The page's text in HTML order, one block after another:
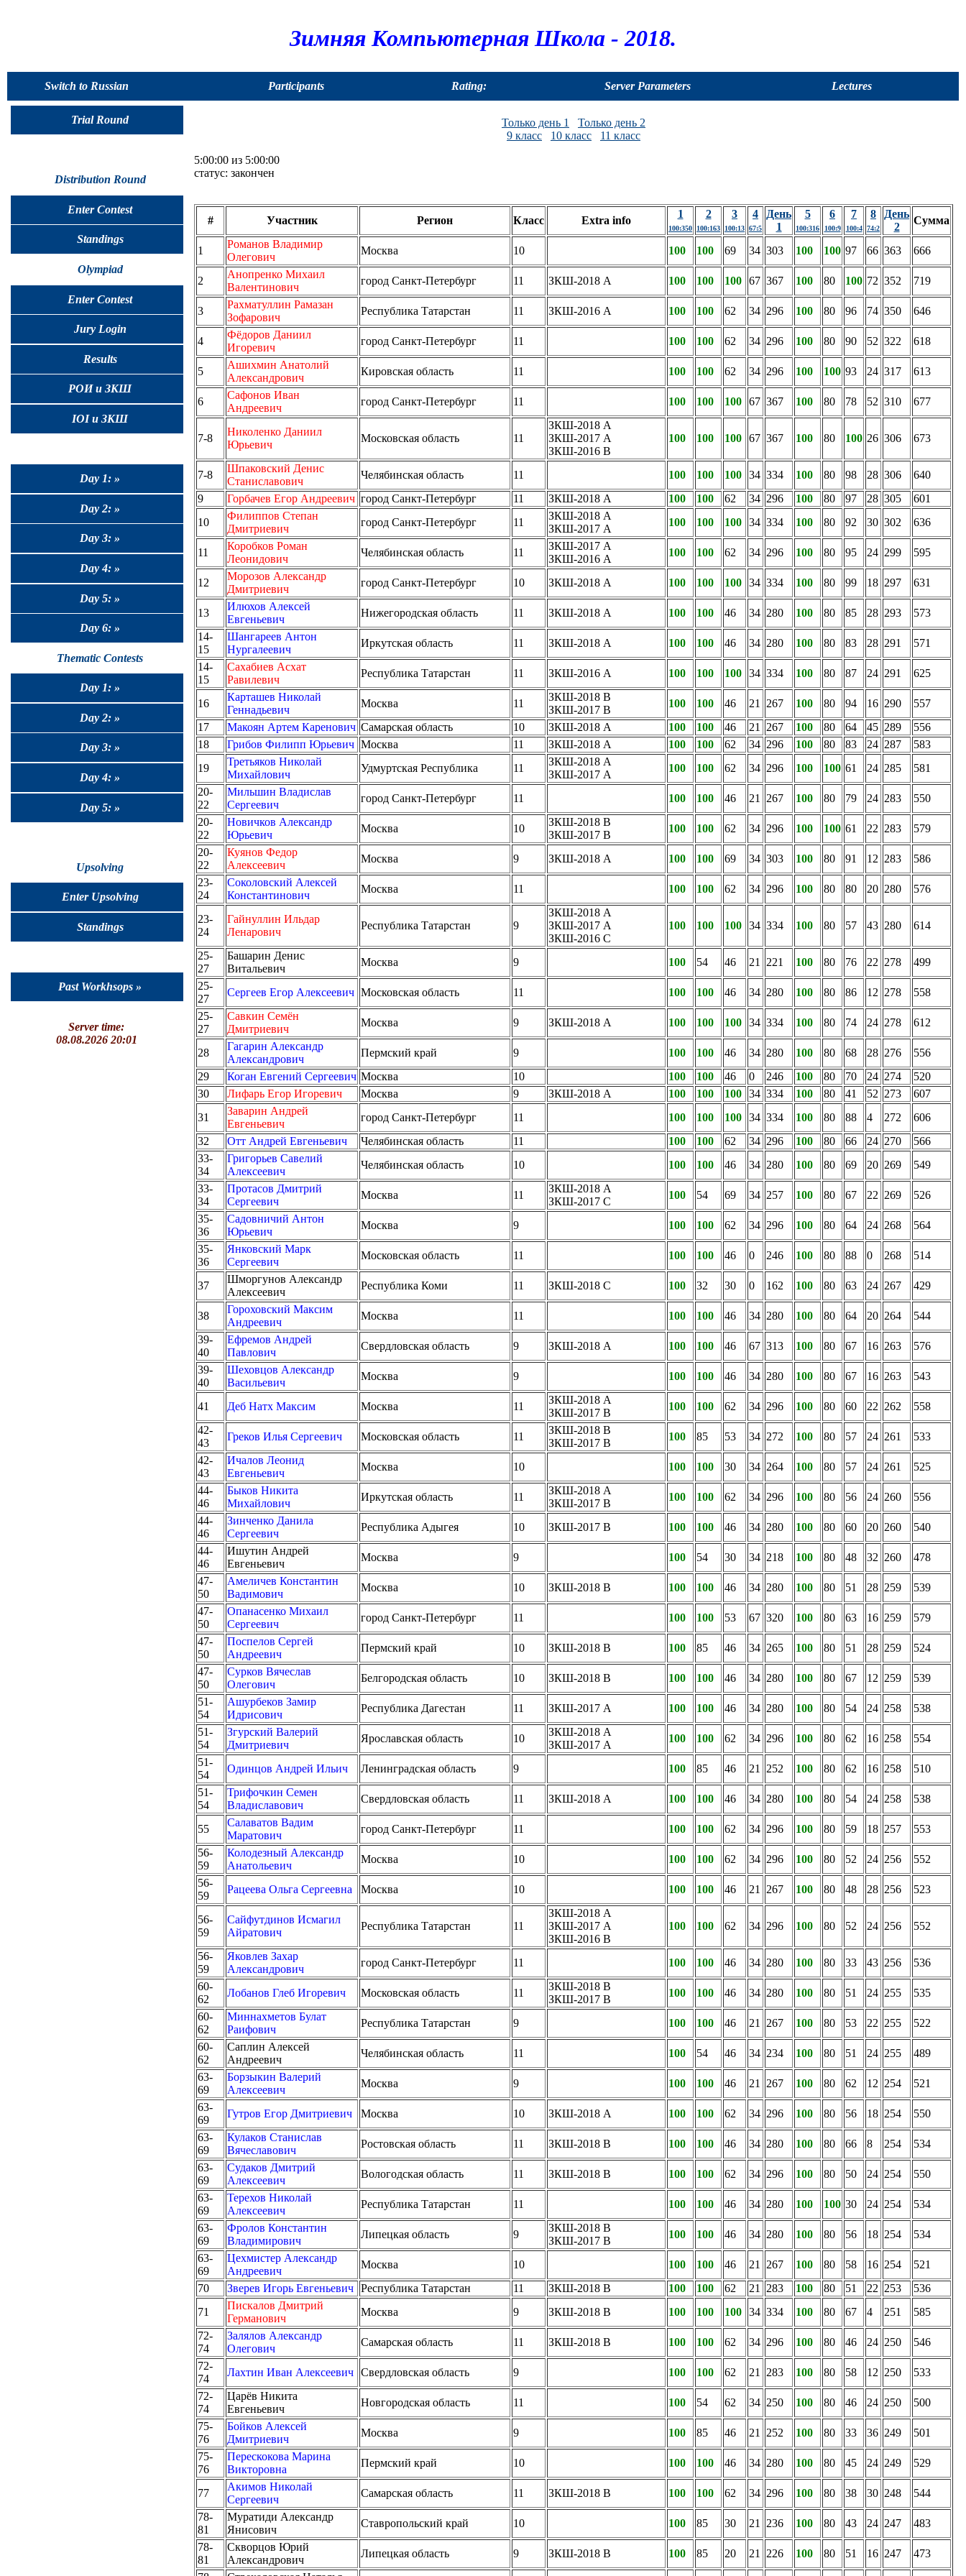
Зимняя Компьютерная Школа - 2018.
Switch to Russian Participants Rating: Server Parameters Lectures
Trial Round
Distribution Round
Enter Contest
Standings
Olympiad
Enter Contest
Jury Login
Results
РОИ и ЗКШ
IOI и ЗКШ
Day 1: »
Day 2: »
Day 3: »
Day 4: »
Day 5: »
Day 6: »
Thematic Contests
Day 1: »
Day 2: »
Day 3: »
Day 4: »
Day 5: »
Upsolving
Enter Upsolving
Standings
Past Workhsops »
Server time:
08.08.2026 20:01
Только день 1
Только день 2
9 класс
10 класс
11 класс
5:00:00 из 5:00:00
статус: закончен
# Участник Регион Класс Extra info
1
100:350
2
100:163
3
100:13
4
67:5
День
1
5
100:316
6
100:9
7
100:4
8
74:2
День
2
Сумма
1
Романов Владимир
Олегович
Москва 10 100 100 69 34 303 100 100 97 66 363 666
2
Анопренко Михаил
Валентинович
город Санкт-Петербург 11 ЗКШ-2018 A 100 100 100 67 367 100 80 100 72 352 719
3
Рахматуллин Рамазан
Зофарович
Республика Татарстан 11 ЗКШ-2016 A 100 100 62 34 296 100 80 96 74 350 646
4
Фёдоров Даниил
Игоревич
город Санкт-Петербург 11 100 100 62 34 296 100 80 90 52 322 618
5
Ашихмин Анатолий
Александрович
Кировская область 11 100 100 62 34 296 100 100 93 24 317 613
6
Сафонов Иван
Андреевич
город Санкт-Петербург 11 100 100 100 67 367 100 80 78 52 310 677
7-8
Николенко Даниил
Юрьевич
Московская область 11
ЗКШ-2018 A
ЗКШ-2017 A
ЗКШ-2016 B
100 100 100 67 367 100 80 100 26 306 673
7-8
Шпаковский Денис
Станиславович
Челябинская область 11 100 100 100 34 334 100 80 98 28 306
640
9
Горбачев Егор Андреевич город Санкт-Петербург 11 ЗКШ-2018 A 100 100 62 34 296 100 80 97 28 305
601
10
Филиппов Степан
Дмитриевич
город Санкт-Петербург 11
ЗКШ-2018 A
ЗКШ-2017 A
100 100 100 34 334 100 80 92 30 302 636
11
Коробков Роман
Леонидович
Челябинская область 11
ЗКШ-2017 A
ЗКШ-2016 A
100 100 62 34 296 100 80 95 24 299 595
12
Морозов Александр
Дмитриевич
город Санкт-Петербург 10 ЗКШ-2018 A 100 100 100 34 334 100 80 99 18 297 631
13
Илюхов Алексей
Евгеньевич
Нижегородская область 11 ЗКШ-2018 A 100 100 46 34 280 100 80 85 28 293
573
14-
15
Шангареев Антон
Нургалеевич
Иркутская область 11 ЗКШ-2018 A 100 100 46 34 280 100 80 83 28 291
571
14-
15
Сахабиев Асхат
Равилевич
Республика Татарстан 11 ЗКШ-2016 A 100 100 100 34 334 100 80 87 24 291 625
16
Карташев Николай
Геннадьевич
Москва 11
ЗКШ-2018 B
ЗКШ-2017 B
100 100 46 21 267 100 80 94 16 290
557
17
Макоян Артем Каренович Самарская область 10 ЗКШ-2018 A 100 100 46 21 267 100 80 64 45 289
556
18
Грибов Филипп Юрьевич Москва 11 ЗКШ-2018 A 100 100 62 34 296 100 80 83 24 287
583
19
Третьяков Николай
Михайлович
Удмуртская Республика 11
ЗКШ-2018 A
ЗКШ-2017 A
100 100 62 34 296 100 100 61 24 285
581
20-
22
Мильшин Владислав
Сергеевич
город Санкт-Петербург 11 100 100 46 21 267 100 80 79 24 283
550
20-
22
Новичков Александр
Юрьевич
Москва 10
ЗКШ-2018 B
ЗКШ-2017 B
100 100 62 34 296 100 100 61 22 283
579
20-
22
Куянов Федор
Алексеевич
Москва 9 ЗКШ-2018 A 100 100 69 34 303 100 80 91 12 283
586
23-
24
Соколовский Алексей
Константинович
Москва 11 100 100 62 34 296 100 80 80 20 280 576
23-
24
Гайнуллин Ильдар
Ленарович
Республика Татарстан 9
ЗКШ-2018 A
ЗКШ-2017 A
ЗКШ-2016 C
100 100 100 34 334 100 80 57 43 280 614
25-
27
Башарин Денис
Витальевич
Москва 9 100 54 46 21 221 100 80 76 22 278
499
25-
27
Сергеев Егор Алексеевич Московская область 11 100 100 46 34 280 100 80 86 12 278
558
25-
27
Савкин Семён
Дмитриевич
Москва 9 ЗКШ-2018 A 100 100 100 34 334 100 80 74 24 278 612
28
Гагарин Александр
Александрович
Пермский край 9 100 100 46 34 280 100 80 68 28 276
556
29
Коган Евгений Сергеевич Москва 10 100 100 46 0 246 100 80 70 24 274
520
30
Лифарь Егор Игоревич Москва 9 ЗКШ-2018 A 100 100 100 34 334 100 80 41 52 273
607
31
Заварин Андрей
Евгеньевич
город Санкт-Петербург 11 100 100 100 34 334 100 80 88 4 272
606
32
Отт Андрей Евгеньевич Челябинская область 11 100 100 62 34 296 100 80 66 24 270
566
33-
34
Григорьев Савелий
Алексеевич
Челябинская область 10 100 100 46 34 280 100 80 69 20 269
549
33-
34
Протасов Дмитрий
Сергеевич
Москва 11
ЗКШ-2018 A
ЗКШ-2017 C
100 54 69 34 257 100 80 67 22 269
526
35-
36
Садовничий Антон
Юрьевич
Москва 9 100 100 62 34 296 100 80 64 24 268
564
35-
36
Янковский Марк
Сергеевич
Московская область 11 100 100 46 0 246 100 80 88 0 268 514
37
Шморгунов Александр
Алексеевич
Республика Коми 11 ЗКШ-2018 C 100 32 30 0 162 100 80 63 24 267 429
38
Гороховский Максим
Андреевич
Москва 11 100 100 46 34 280 100 80 64 20 264
544
39-
40
Ефремов Андрей
Павлович
Свердловская область 9 ЗКШ-2018 A 100 100 46 67 313 100 80 67 16 263
576
39-
40
Шеховцов Александр
Васильевич
Москва 9 100 100 46 34 280 100 80 67 16 263 543
41 Деб Натх Максим Москва 11
ЗКШ-2018 A
ЗКШ-2017 B
100 100 62 34 296 100 80 60 22 262
558
42-
43
Греков Илья Сергеевич Московская область 11
ЗКШ-2018 B
ЗКШ-2017 B
100 85 53 34 272 100 80 57 24 261
533
42-
43
Ичалов Леонид
Евгеньевич
Москва 10 100 100 30 34 264 100 80 57 24 261
525
44-
46
Быков Никита
Михайлович
Иркутская область 11
ЗКШ-2018 A
ЗКШ-2017 B
100 100 62 34 296 100 80 56 24 260
556
44-
46
Зинченко Данила
Сергеевич
Республика Адыгея 10 ЗКШ-2017 B 100 100 46 34 280 100 80 60 20 260
540
44-
46
Ишутин Андрей
Евгеньевич
Москва 9 100 54 30 34 218 100 80 48 32 260
478
47-
50
Амеличев Константин
Вадимович
Москва 10 ЗКШ-2018 B 100 100 46 34 280 100 80 51 28 259
539
47-
50
Опанасенко Михаил
Сергеевич
город Санкт-Петербург 11 100 100 53 67 320 100 80 63 16 259
579
47-
50
Поспелов Сергей
Андреевич
Пермский край 10 ЗКШ-2018 B 100 85 46 34 265 100 80 51 28 259
524
47-
50
Сурков Вячеслав
Олегович
Белгородская область 10 ЗКШ-2018 B 100 100 46 34 280 100 80 67 12 259
539
51-
54
Ашурбеков Замир
Идрисович
Республика Дагестан 11 ЗКШ-2017 A 100 100 46 34 280 100 80 54 24 258
538
51-
54
Згурский Валерий
Дмитриевич
Ярославская область 10
ЗКШ-2018 A
ЗКШ-2017 A
100 100 62 34 296 100 80 62 16 258
554
51-
54
Одинцов Андрей Ильич Ленинградская область 9 100 85 46 21 252 100 80 62 16 258
510
51-
54
Трифочкин Семен
Владиславович
Свердловская область 11 ЗКШ-2018 A 100 100 46 34 280 100 80 54 24 258 538
55
Салаватов Вадим
Маратович
город Санкт-Петербург 11 100 100 62 34 296 100 80 59 18 257
553
56-
59
Колодезный Александр
Анатольевич
Москва 10 100 100 62 34 296 100 80 52 24 256
552
56-
59
Рацеева Ольга Сергеевна Москва 10 100 100 46 21 267 100 80 48 28 256 523
56-
59
Сайфутдинов Исмагил
Айратович
Республика Татарстан 11
ЗКШ-2018 A
ЗКШ-2017 A
ЗКШ-2016 B
100 100 62 34 296 100 80 52 24 256 552
56-
59
Яковлев Захар
Александрович
город Санкт-Петербург 11 100 100 46 34 280 100 80 33 43 256
536
60-
62
Лобанов Глеб Игоревич Московская область 11
ЗКШ-2018 B
ЗКШ-2017 B
100 100 46 34 280 100 80 51 24 255
535
60-
62
Миннахметов Булат
Раифович
Республика Татарстан 9 100 100 46 21 267 100 80 53 22 255
522
60-
62
Саплин Алексей
Андреевич
Челябинская область 11 100 54 46 34 234 100 80 51 24 255
489
63-
69
Борзыкин Валерий
Алексеевич
Москва 9 100 100 46 21 267 100 80 62 12 254
521
63-
69
Гутров Егор Дмитриевич Москва 10 ЗКШ-2018 A 100 100 62 34 296 100 80 56 18 254
550
63-
69
Кулаков Станислав
Вячеславович
Ростовская область 11 ЗКШ-2018 B 100 100 46 34 280 100 80 66 8 254
534
63-
69
Судаков Дмитрий
Алексеевич
Вологодская область 11 ЗКШ-2018 B 100 100 62 34 296 100 80 50 24 254
550
63-
69
Терехов Николай
Алексеевич
Республика Татарстан 11 100 100 46 34 280 100 100 30 24 254
534
63-
69
Фролов Константин
Владимирович
Липецкая область 9
ЗКШ-2018 B
ЗКШ-2017 B
100 100 46 34 280 100 80 56 18 254
534
63-
69
Цехмистер Александр
Андреевич
Москва 10 100 100 46 21 267 100 80 58 16 254
521
70
Зверев Игорь Евгеньевич Республика Татарстан 11 ЗКШ-2018 B 100 100 62 21 283 100 80 51 22 253
536
71
Пискалов Дмитрий
Германович
Москва 9 ЗКШ-2018 B 100 100 100 34 334 100 80 67 4 251
585
72-
74
Залялов Александр
Олегович
Самарская область 11 ЗКШ-2018 B 100 100 62 34 296 100 80 46 24 250
546
72-
74
Лахтин Иван Алексеевич Свердловская область 9 100 100 62 21 283 100 80 58 12 250
533
72-
74
Царёв Никита
Евгеньевич
Новгородская область 11 100 54 62 34 250 100 80 46 24 250
500
75-
76
Бойков Алексей
Дмитриевич
Москва 9 100 85 46 21 252 100 80 33 36 249
501
75-
76
Перескокова Марина
Викторовна
Пермский край 10 100 100 46 34 280 100 80 45 24 249 529
77
Акимов Николай
Сергеевич
Самарская область 11 ЗКШ-2018 B 100 100 62 34 296 100 80 38 30 248
544
78-
81
Муратиди Александр
Янисович
Ставропольский край 10 100 85 30 21 236 100 80 43 24 247
483
78-
81
Скворцов Юрий
Александрович
Липецкая область 9 ЗКШ-2018 B 100 85 20 21 226 100 80 51 16 247
473